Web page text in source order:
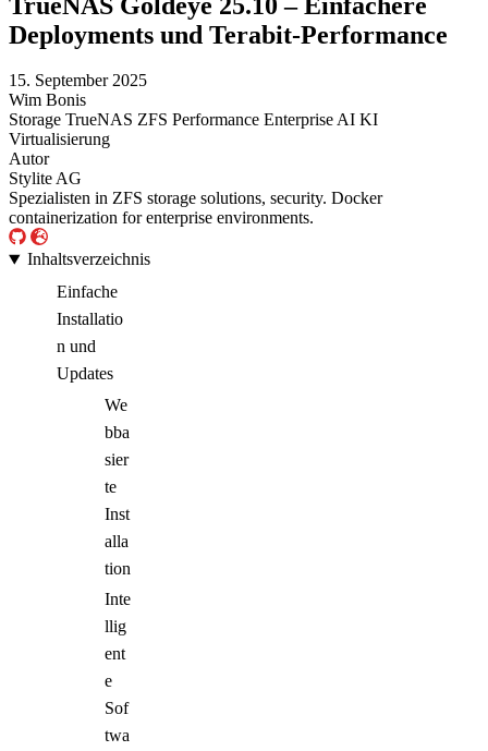
Deployments und Terabit-Performance
15. September 2025
Wim Bonis
Storage TrueNAS ZFS Performance EnterpriseAI KI
Virtualisierung
Autor
Stylite AG
Spezialisten in ZFS storage solutions, security. Docker
containerization for enterprise environments.
Inhaltsverzeichnis
Einfache
Installatio
n und
Updates
We
bba
sier
te
Inst
alla
tion
Inte
llig
ent
e
Sof
twa